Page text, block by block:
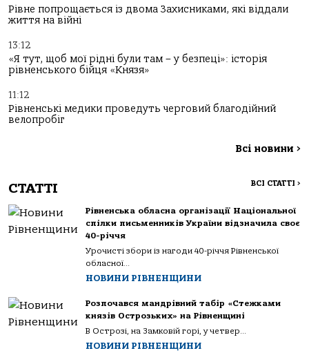
Рівне попрощається із двома Захисниками, які віддали
життя на війні
13:12
«Я тут, щоб мої рідні були там – у безпеці»: історія
рівненського бійця «Князя»
11:12
Рівненські медики проведуть черговий благодійний
велопробіг
Всі новини >
СТАТТІ ВСІ СТАТТІ >
Рівненська обласна організації Національної
спілки письменників України відзначила своє
40-річчя
Урочисті збори із нагоди 40-річчя Рівненської
обласної...
НОВИНИ РІВНЕНЩИНИ
Розпочався мандрівний табір «Стежками
князів Острозьких» на Рівненщині
В Острозі, на Замковій горі, у четвер...
НОВИНИ РІВНЕНЩИНИ